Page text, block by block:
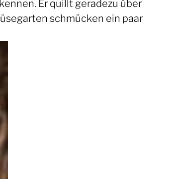
Er quillt geradezu über
schmücken ein paar